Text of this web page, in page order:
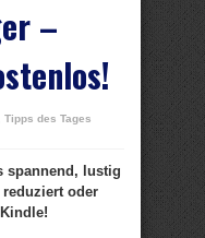
–
Tipps des Tages
spannend, lustig
oder